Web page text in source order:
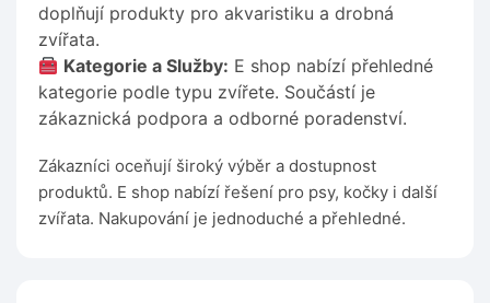
doplňují produkty pro akvaristiku a drobná
zvířata.
Kategorie a Služby: E shop nabízí přehledné
kategorie podle typu zvířete. Součástí je
zákaznická podpora a odborné poradenství.
Zákazníci oceňují široký výběr a dostupnost
produktů. E shop nabízí řešení pro psy, kočky i další
zvířata. Nakupování je jednoduché a přehledné.